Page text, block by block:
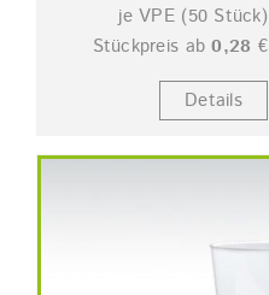
je VPE (50 Stück)
Stückpreis ab0,28 €
Details